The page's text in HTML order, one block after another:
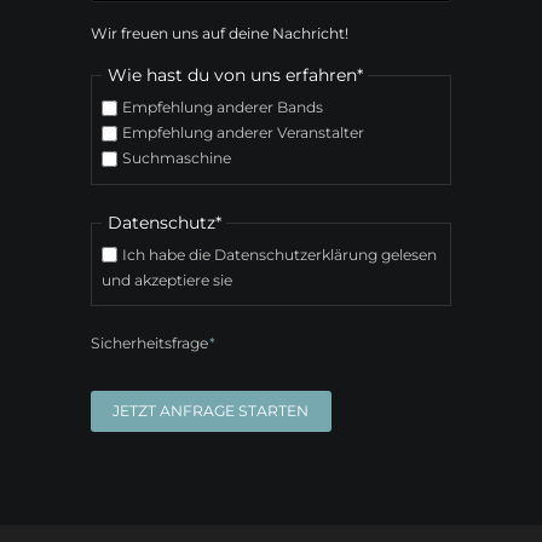
Wir freuen uns auf deine Nachricht!
Pflichtfeld
Wie hast du von uns erfahren*
Empfehlung anderer Bands
Empfehlung anderer Veranstalter
Suchmaschine
Pflichtfeld
Datenschutz*
Ich habe die Datenschutzerklärung gelesen
und akzeptiere sie
Pflichtfeld
Sicherheitsfrage*
JETZT ANFRAGE STARTEN